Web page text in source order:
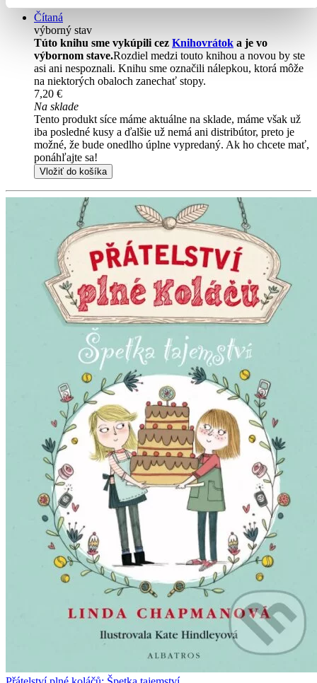
Čítaná
výborný stav
Túto knihu sme vykúpili cez Knihovrátok a je vo
výbornom stave.Rozdiel medzi touto knihou a novou by ste
asi ani nespoznali. Knihu sme označili nálepkou, ktorá môže
na niektorých obaloch zanechať stopy.
7,20 €
Na sklade
Tento produkt síce máme aktuálne na sklade, máme však už
iba posledné kusy a ďalšie už nemá ani distribútor, preto je
možné, že bude onedlho úplne vypredaný. Ak ho chcete mať,
ponáhľajte sa!
Vložiť do košíka